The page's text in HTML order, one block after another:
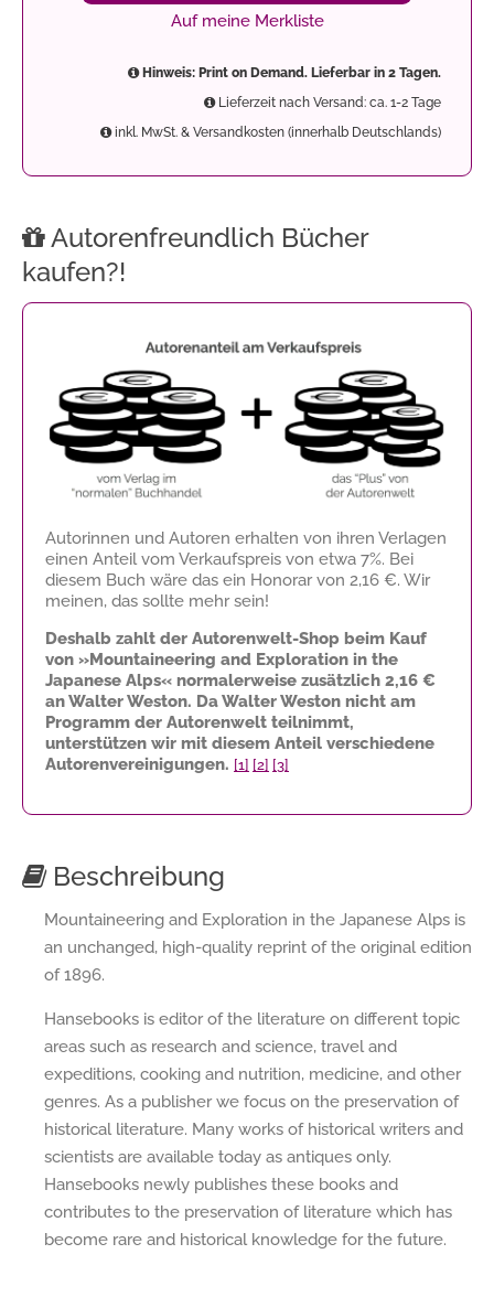
Auf meine Merkliste
Hinweis: Print on Demand. Lieferbar in 2 Tagen.
Lieferzeit nach Versand: ca. 1-2 Tage
inkl. MwSt. & Versandkosten (innerhalb Deutschlands)
Autorenfreundlich Bücher
kaufen?!
Autorinnen und Autoren erhalten von ihren Verlagen
einen Anteil vom Verkaufspreis von etwa 7%. Bei
diesem Buch wäre das ein Honorar von 2,16 €. Wir
meinen, das sollte mehr sein!
Deshalb zahlt der Autorenwelt-Shop beim Kauf
von »Mountaineering and Exploration in the
Japanese Alps« normalerweise zusätzlich 2,16 €
an Walter Weston. Da Walter Weston nicht am
Programm der Autorenwelt teilnimmt,
unterstützen wir mit diesem Anteil verschiedene
Autorenvereinigungen. [1] [2] [3]
Beschreibung
Mountaineering and Exploration in the Japanese Alps is
an unchanged, high-quality reprint of the original edition
of 1896.
Hansebooks is editor of the literature on different topic
areas such as research and science, travel and
expeditions, cooking and nutrition, medicine, and other
genres. As a publisher we focus on the preservation of
historical literature. Many works of historical writers and
scientists are available today as antiques only.
Hansebooks newly publishes these books and
contributes to the preservation of literature which has
become rare and historical knowledge for the future.